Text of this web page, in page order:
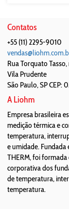
Contatos
+55 (11) 2295-9010
Rua Torquato Tasso,
Vila Prudente
São Paulo,SPCEP:
A Liohm
Empresa brasileira
medição térmica e
temperatura,
e umidade.
THERM, foi
corporativa dos
de temperatura,
temperatura.